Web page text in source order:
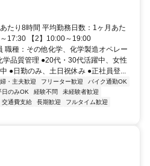
たり8時間 平均勤務日数：1ヶ月あた
17:30 【2】10:00～19:00
職種：その他化学、化学製造オペレー
学品質管理 ●20代・30代活躍中、女性
●日勤のみ、土日祝休み ●正社員登...
・主夫歓迎 フリーター歓迎
バイク通勤OK
日のみOK 経験不問
未経験者歓迎
交通費支給 長期歓迎
フルタイム歓迎